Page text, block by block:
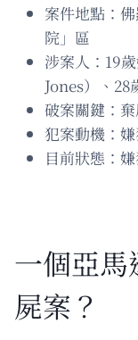
案件地點：
院」區
涉案人：19
Jones）、28
破案關鍵：
犯案動機：
目前狀態：
一個亞
屍案？